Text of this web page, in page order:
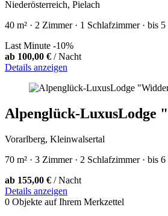
Niederösterreich, Pielach
40 m² · 2 Zimmer · 1 Schlafzimmer · bis 5
Last Minute -10%
ab 100,00 € / Nacht
Details anzeigen
Alpenglück-LuxusLodge
Vorarlberg, Kleinwalsertal
70 m² · 3 Zimmer · 2 Schlafzimmer · bis
ab 155,00 € / Nacht
Details anzeigen
0 Objekte auf Ihrem Merkzettel